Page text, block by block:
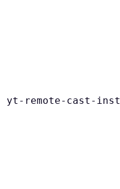
yt-remote-cast-